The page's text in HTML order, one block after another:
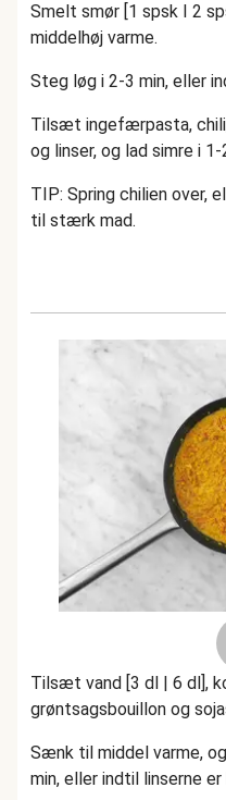
Smelt smør [1 spsk I 2
middelhøj varme.
Steg løg i 2-3 min, eller
Tilsæt ingefærpasta,
og linser, og lad simre i
TIP: Spring chilien over,
til stærk mad.
Tilsæt vand [3 dl | 6 dl],
grøntsagsbouillon og
Sænk til middel varme,
min, eller indtil linserne er